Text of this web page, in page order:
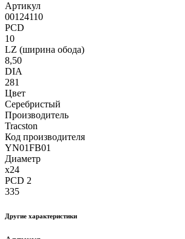
Артикул
00124110
PCD
10
LZ (ширина обода)
8,50
DIA
281
Цвет
Серебристый
Производитель
Tracston
Код производителя
YN01FB01
Диаметр
x24
PCD 2
335
Другие xарактеристики